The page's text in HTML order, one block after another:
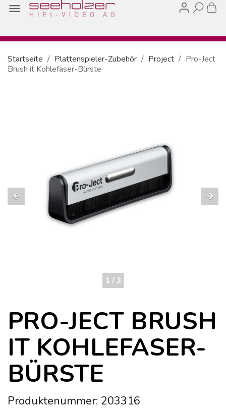

Startseite Plattenspieler-Zubehör Project
Pro-Ject
Brush it Kohlefaser-Bürste
1 / 3
arrow_back arrow_forward
PRO-JECT BRUSH
IT KOHLEFASER-
BÜRSTE
Produktenummer: 203316